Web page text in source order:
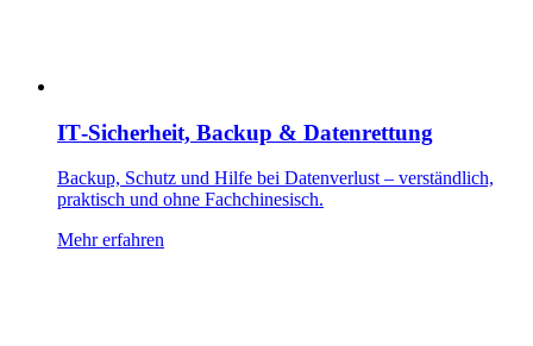
IT‑Sicherheit, Backup & Datenrettung
Backup, Schutz und Hilfe bei Datenverlust – verständlich,
praktisch und ohne Fachchinesisch.
Mehr erfahren